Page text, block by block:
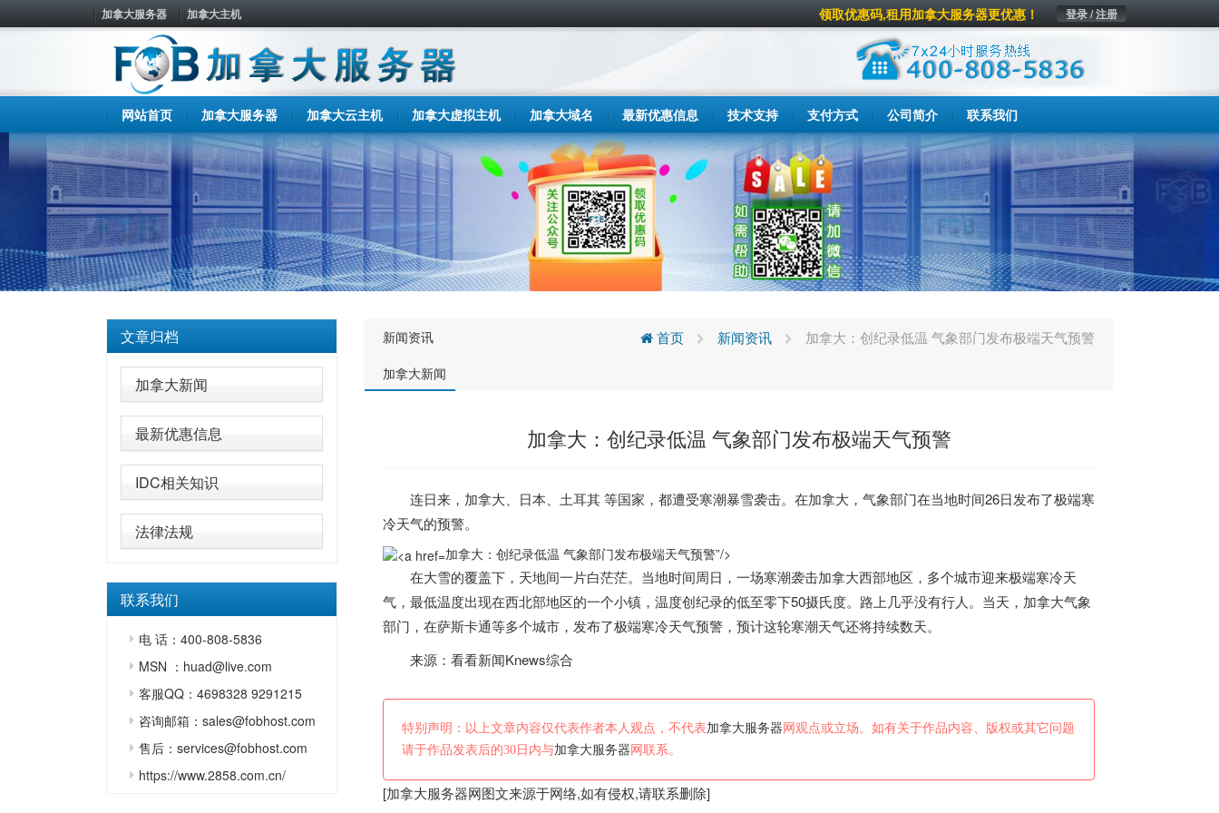
加拿大服务器 加拿大主机 登录 / 注册
领取优惠码,租用加拿大服务器更优惠！
网站首页 加拿大服务器 加拿大云主机 加拿大虚拟主机 加拿大域名 最新优惠信息 技术支持 支付方式 公司简介 联系我们
文章归档
加拿大新闻
最新优惠信息
IDC相关知识
法律法规
联系我们
电 话：400-808-5836
MSN ：huad@live.com
客服QQ：4698328 9291215
咨询邮箱：sales@fobhost.com
售后：services@fobhost.com
https://www.2858.com.cn/
新闻资讯
加拿大新闻
首页 新闻资讯 加拿大：创纪录低温 气象部门发布极端天气预警
加拿大：创纪录低温 气象部门发布极端天气预警
连日来， 加拿大 、日本、土耳其 等国家，都遭受寒潮暴雪袭击。在加拿大 ，气象部门在当地时间26日发布了极端寒
冷天气的预警。
加拿大：创纪录低温 气象部门发布极端天气预警”/>
在大雪的覆盖下，天地间一片白茫茫。当地时间周日，一场寒潮袭击加拿大西部地区，多个城市迎来极端寒冷天
气，最低温度出现在西北部地区的一个小镇，温度创纪录的低至零下50摄氏度。路上几乎没有行人。当天， 加拿大气象
部门，在萨斯卡通等多个城市，发布了极端寒冷天气预警，预计这轮寒潮天气还将持续数天。
来源：看看新闻Knews综合
特别声明：以上文章内容仅代表作者本人观点，不代表加拿大服务器 网观点或立场。如有关于作品内容、版权或其它问题
请于作品发表后的30日内与加拿大服务器 网联系。
[加拿大服务器网图文来源于网络,如有侵权,请联系删除]